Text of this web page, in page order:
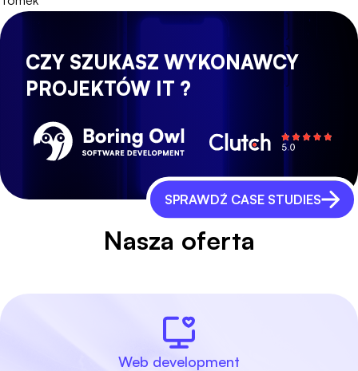
CZY SZUKASZ WYKONAWCY
PROJEKTÓW IT ?
SPRAWDŹ CASE STUDIES
Nasza oferta
Web development